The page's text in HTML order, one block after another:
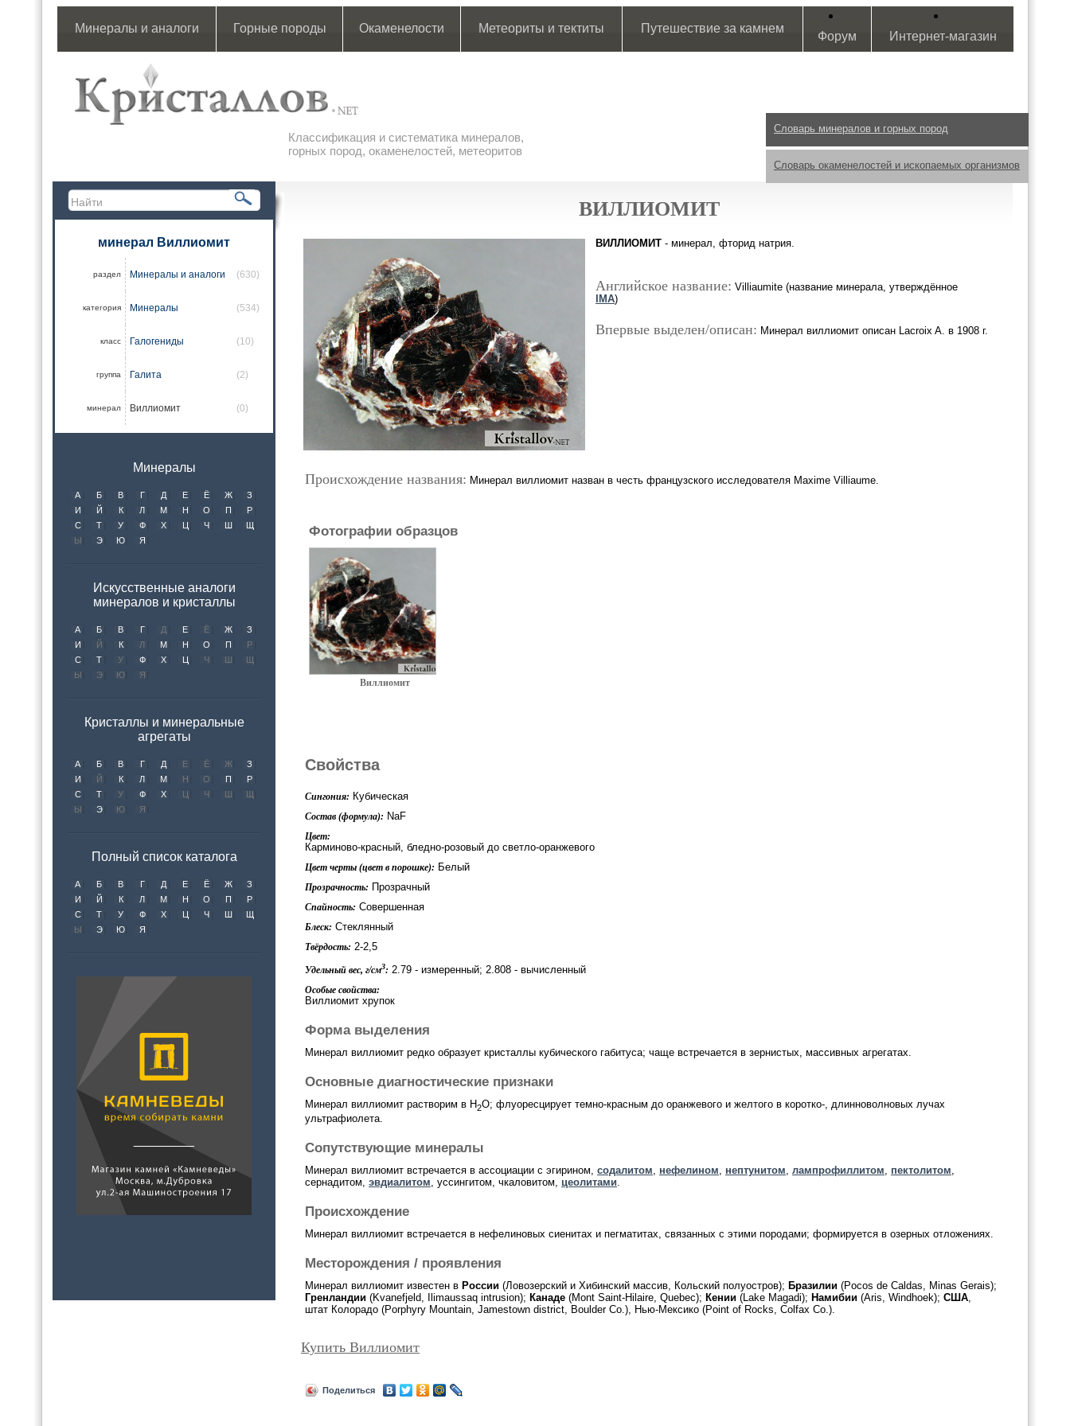
Минералы и аналоги Горные породы Окаменелости Метеориты и тектиты Путешествие за камнем
Форум Интернет-магазин
Классификация и систематика минералов,
горных пород, окаменелостей, метеоритов
Словарь минералов и горных пород
Словарь окаменелостей и ископаемых организмов
минерал Виллиомит
раздел Минералы и аналоги (630)
категория Минералы (534)
класс Галогениды (10)
группа Галита (2)
минерал Виллиомит (0)
Минералы
А Б В Г Д Е Ё Ж
З
И
Й К Л М Н О П
Р
С
Т У Ф Х Ц Ч Ш
Щ
Ы
Э Ю Я
Искусственные аналоги
минералов и кристаллы
А Б В Г Д Е Ё Ж
З
И
Й К Л М Н О П
Р
С
Т У Ф Х Ц Ч Ш
Щ
Ы
Э Ю Я
Кристаллы и минеральные
агрегаты
А Б В Г Д Е Ё Ж
З
И
Й К Л М Н О П
Р
С
Т У Ф Х Ц Ч Ш
Щ
Ы
Э Ю Я
Полный список каталога
А Б В Г Д Е Ё Ж
З
И
Й К Л М Н О П
Р
С
Т У Ф Х Ц Ч Ш
Щ
Ы
Э Ю Я
ВИЛЛИОМИТ
ВИЛЛИОМИТ - минерал, фторид натрия.
Английское название: Villiaumite (название минерала, утверждённое
IMA)
Впервые выделен/описан: Минерал виллиомит описан Lacroix A. в 1908 г.
Происхождение названия: Минерал виллиомит назван в честь французского исследователя Maxime Villiaume.
Фотографии образцов
Виллиомит
Свойства
Сингония: Кубическая
Состав (формула): NaF
Цвет:
Карминово-красный, бледно-розовый до светло-оранжевого
Цвет черты (цвет в порошке): Белый
Прозрачность: Прозрачный
Спайность: Совершенная
Блеск: Стеклянный
Твёрдость: 2-2,5
Удельный вес, г/см3: 2.79 - измеренный; 2.808 - вычисленный
Особые свойства:
Виллиомит хрупок
Форма выделения
Минерал виллиомит редко образует кристаллы кубического габитуса; чаще встречается в зернистых, массивных агрегатах.
Основные диагностические признаки
Минерал виллиомит растворим в H2O; флуоресцирует темно-красным до оранжевого и желтого в коротко-, длинноволновых лучах
ультрафиолета.
Сопутствующие минералы
Минерал виллиомит встречается в ассоциации с эгирином, содалитом нефелином нептунитом лампрофиллитом пектолитом
сернадитом, эвдиалитом , уссингитом, чкаловитом, цеолитами
Происхождение
Минерал виллиомит встречается в нефелиновых сиенитах и пегматитах, связанных с этими породами; формируется в озерных отложениях.
Месторождения / проявления
Минерал виллиомит известен в России (Ловозерский и Хибинский массив, Кольский полуостров); Бразилии (Pocos de Caldas, Minas Gerais);
Гренландии (Kvanefjeld, Ilimaussaq intrusion); Канаде (Mont Saint-Hilaire, Quebec); Кении (Lake Magadi); Намибии (Aris, Windhoek); США
штат Колорадо (Porphyry Mountain, Jamestown district, Boulder Co.), Нью-Мексико (Point of Rocks, Colfax Co.).
Купить Виллиомит
Поделиться